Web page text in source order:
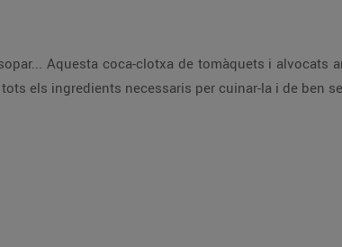
Aquesta coca-clotxa de tomàquets i alvocats
els ingredients necessaris per cuinar-la i de ben